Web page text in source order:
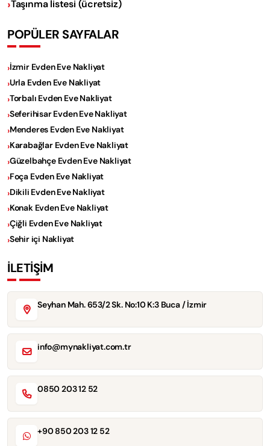
Taşınma listesi (ücretsiz)
POPÜLER SAYFALAR
İzmir Evden Eve Nakliyat
Urla Evden Eve Nakliyat
Torbalı Evden Eve Nakliyat
Seferihisar Evden Eve Nakliyat
Menderes Evden Eve Nakliyat
Karabağlar Evden Eve Nakliyat
Güzelbahçe Evden Eve Nakliyat
Foça Evden Eve Nakliyat
Dikili Evden Eve Nakliyat
Konak Evden Eve Nakliyat
Çiğli Evden Eve Nakliyat
Sehir içi Nakliyat
İLETİŞİM
Seyhan Mah. 653/2 Sk. No:10 K:3 Buca / İzmir
info@mynakliyat.com.tr
0850 203 12 52
+90 850 203 12 52